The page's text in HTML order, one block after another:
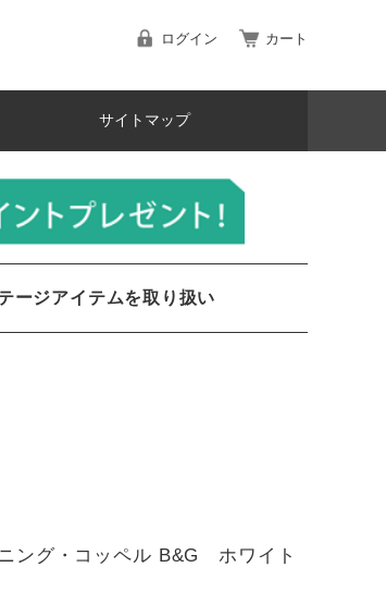
ログイン カート
サイトマップ
ージアイテムを取り扱い
ング・コッペル B&G ホワイト